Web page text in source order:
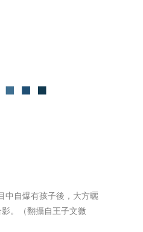
中自爆有孩子後，大方曬
。（翻攝自王子文微